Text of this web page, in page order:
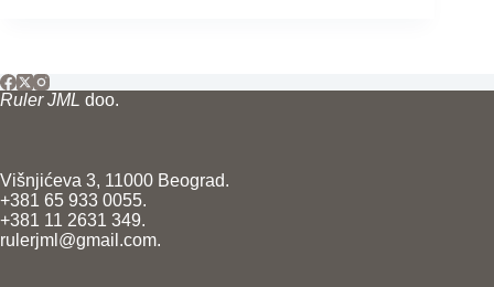
Ruler JML doo.
Višnjićeva 3, 11000 Beograd.
+381 65 933 0055.
+381 11 2631 349.
rulerjml@gmail.com.